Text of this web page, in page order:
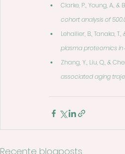
Clarke, P., Young, A., &
cohort analysis of
Lehallier, B., Tanaka,
plasma proteomics in
Zhang, Y., Liu, Q., &
associated aging
Recente blogposts